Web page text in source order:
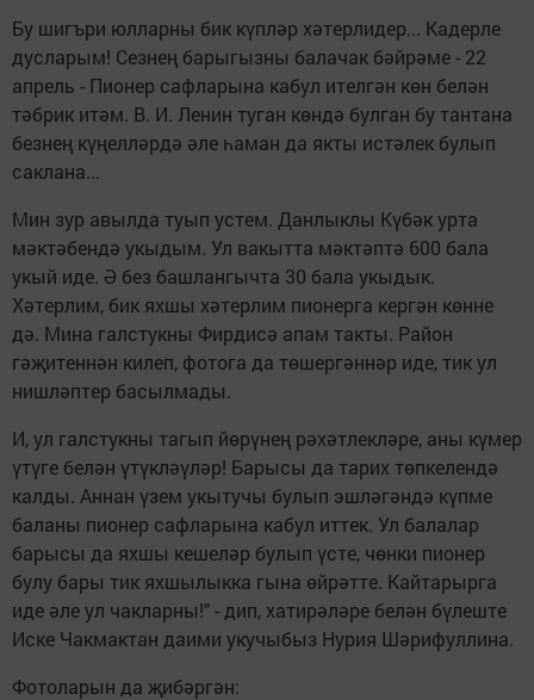
Бу шигъри юлларны бик күпләр хәтерлидер... Кадерле
дусларым! Сезнең барыгызны балачак бәйрәме - 22
апрель - Пионер сафларына кабул ителгән көн белән
тәбрик итәм. В. И. Ленин туган көндә булган бу тантана
безнең күңелләрдә әле һаман да якты истәлек булып
саклана...
Мин зур авылда туып устем. Данлыклы Күбәк урта
мәктәбендә укыдым. Ул вакытта мәктәптә 600 бала
укый иде. Ә без башлангычта 30 бала укыдык.
Хәтерлим, бик яхшы хәтерлим пионерга кергән көнне
дә. Мина галстукны Фирдисә апам такты. Район
гәҗитеннән килеп, фотога да төшергәннәр иде, тик ул
нишләптер басылмады.
И, ул галстукны тагып йөрүнең рәхәтлекләре, аны күмер
үтүге белән үтүкләүләр! Барысы да тарих төпкелендә
калды. Аннан үзем укытучы булып эшләгәндә күпме
баланы пионер сафларына кабул иттек. Ул балалар
барысы да яхшы кешеләр булып үсте, чөнки пионер
булу бары тик яхшылыкка гына өйрәтте. Кайтарырга
иде әле ул чакларны!" - дип, хатирәләре белән бүлеште
Иске Чакмактан даими укучыбыз Нурия Шәрифуллина.
Фотоларын да җибәргән: